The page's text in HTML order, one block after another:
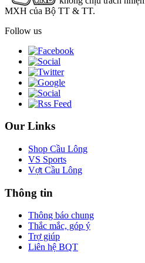
MXH của Bộ TT & TT.
Follow us
Our Links
Shop Cầu Lông
VS Sports
Vợt Cầu Lông
Thông tin
Thông báo chung
Thắc mắc, góp ý
Trợ giúp
Liên hệ BQT